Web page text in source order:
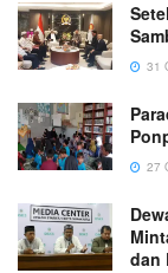
31
27
dan